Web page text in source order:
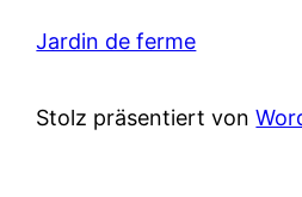
Jardin de ferme
Stolz präsentiert von